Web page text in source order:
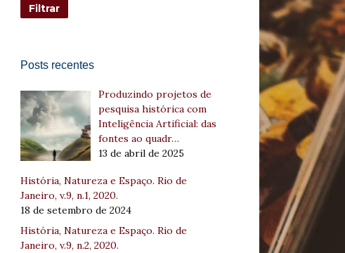
Posts recentes
Produzindo projetos de
pesquisa histórica com
Inteligência Artificial: das
fontes ao quadr…
13 de abril de 2025
História, Natureza e Espaço. Rio de
Janeiro, v.9, n.1, 2020.
18 de setembro de 2024
História, Natureza e Espaço. Rio de
Janeiro, v.9, n.2, 2020.